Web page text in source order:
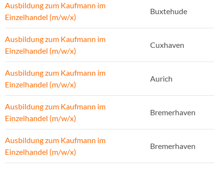
Ausbildung zum Kaufmann im
Einzelhandel (m/w/x)
Buxtehude
Ausbildung zum Kaufmann im
Einzelhandel (m/w/x)
Cuxhaven
Ausbildung zum Kaufmann im
Einzelhandel (m/w/x)
Aurich
Ausbildung zum Kaufmann im
Einzelhandel (m/w/x)
Bremerhaven
Ausbildung zum Kaufmann im
Einzelhandel (m/w/x)
Bremerhaven